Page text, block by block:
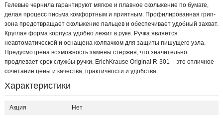
Гелевые чернила гарантируют мягкое и плавное скольжение по бумаге,
делая процесс письма комфортным и приятным. Профилированная грип-
зона предотвращает скольжение пальцев и обеспечивает удобный захват.
Круглая форма корпуса удобно лежит в руке. Ручка является
неавтоматической и оснащена колпачком для защиты пишущего узла.
Предусмотрена возможность замены стержня, что значительно
продлевает срок службы ручки. ErichKrause Original R-301 – это отличное
сочетание цены и качества, практичности и удобства.
Характеристики
Акция Нет